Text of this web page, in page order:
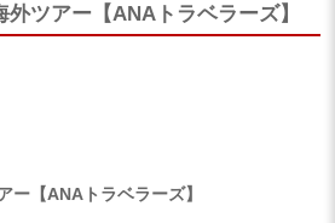
ツアー【ANAトラベラーズ】
ー【ANAトラベラーズ】